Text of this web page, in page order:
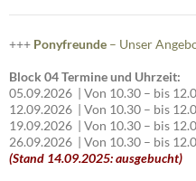
+++ Ponyfreunde – Unser
Block 04 Termine und Uhrzeit:
05.09.2026 | Von 10.30 – bis
12.09.2026 | Von 10.30 – bis
19.09.2026 | Von 10.30 – bis
26.09.2026 | Von 10.30 – bis
(Stand 14.09.2025: ausgebucht)